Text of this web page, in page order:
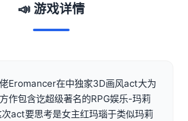
📣 游戏详情
Eromancer在中独家3D画风act大为
作包含讫超级著名的RPG娱乐-玛莉
act要思考是女主红玛瑙于类似玛莉